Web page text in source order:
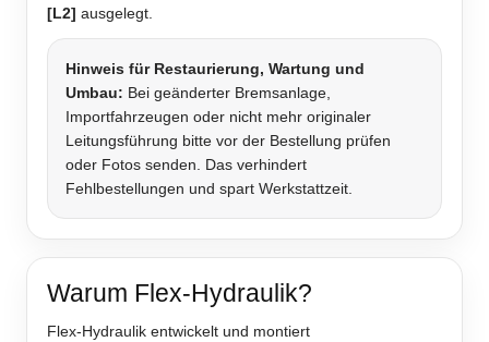
[L2] ausgelegt.
Hinweis für Restaurierung, Wartung und
Umbau: Bei geänderter Bremsanlage,
Importfahrzeugen oder nicht mehr originaler
Leitungsführung bitte vor der Bestellung prüfen
oder Fotos senden. Das verhindert
Fehlbestellungen und spart Werkstattzeit.
Warum Flex-Hydraulik?
Flex-Hydraulik entwickelt und montiert